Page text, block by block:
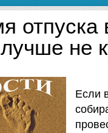
отпуска
не
Если